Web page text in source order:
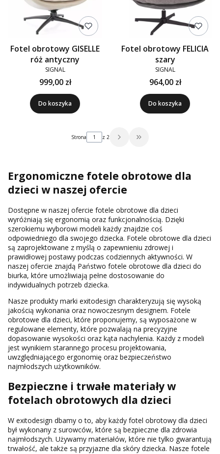
Fotel obrotowy GISELLE
róż antyczny
SIGNAL
999,00 zł
Do koszyka
Fotel obrotowy FELICIA
szary
SIGNAL
964,00 zł
Do koszyka
Strona z 2 Przejdź do ostatniej strony
Ergonomiczne fotele obrotowe dla
dzieci w naszej ofercie
Dostępne w naszej ofercie fotele obrotowe dla dzieci
wyróżniają się ergonomią oraz funkcjonalnością. Dzięki
szerokiemu wyborowi modeli każdy znajdzie coś
odpowiedniego dla swojego dziecka. Fotele obrotowe dla dzieci
są zaprojektowane z myślą o zapewnieniu zdrowej i
prawidłowej postawy podczas codziennych aktywności. W
naszej ofercie znajdą Państwo fotele obrotowe dla dzieci do
biurka, które umożliwiają pełne dostosowanie do
indywidualnych potrzeb dziecka.
Nasze produkty marki exitodesign charakteryzują się wysoką
jakością wykonania oraz nowoczesnym designem. Fotele
obrotowe dla dzieci, które proponujemy, są wyposażone w
regulowane elementy, które pozwalają na precyzyjne
dopasowanie wysokości oraz kąta nachylenia. Każdy z modeli
jest wynikiem starannego procesu projektowania,
uwzględniającego ergonomię oraz bezpieczeństwo
najmłodszych użytkowników.
Bezpieczne i trwałe materiały w
fotelach obrotowych dla dzieci
W exitodesign dbamy o to, aby każdy fotel obrotowy dla dzieci
był wykonany z surowców, które są bezpieczne dla zdrowia
najmłodszych. Używamy materiałów, które nie tylko gwarantują
trwałość, ale także są przyjazne dla skóry dziecka. Nasze fotele